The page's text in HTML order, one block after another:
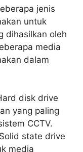
jenis
untuk
dihasilkan oleh
media
dalam
disk drive
yang paling
CCTV.
state drive
media